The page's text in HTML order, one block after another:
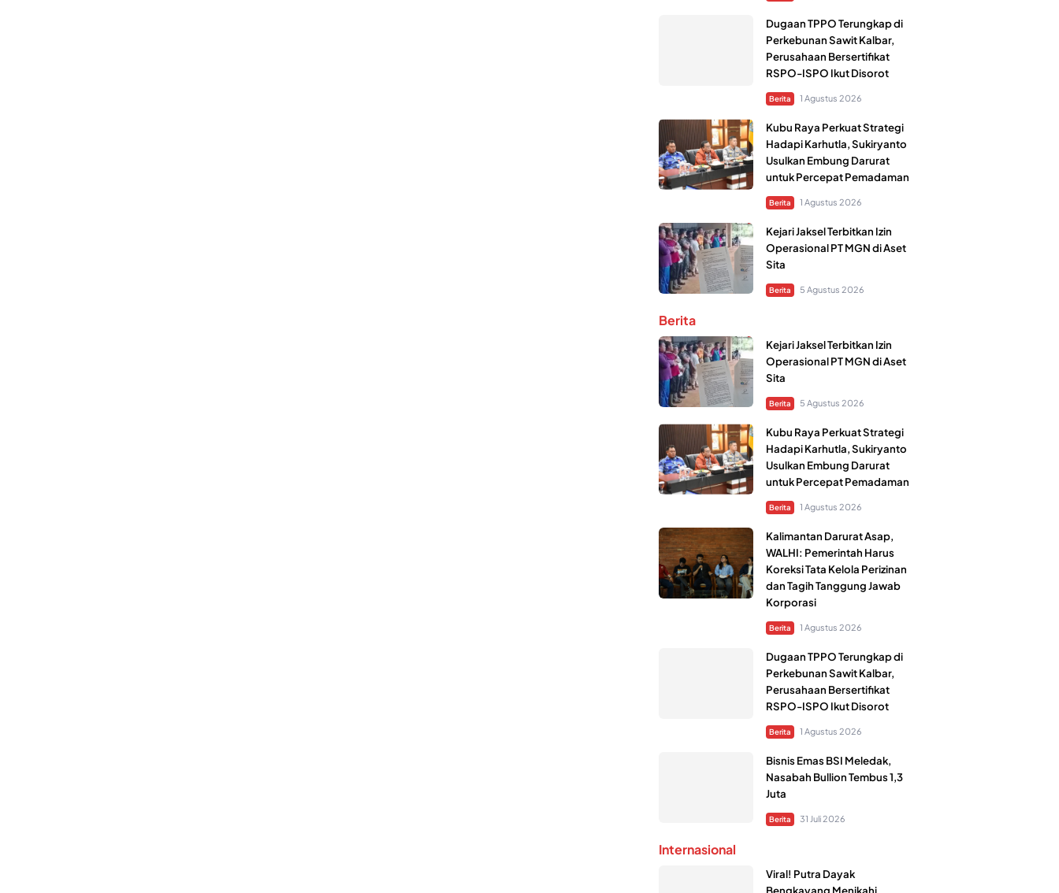
Dugaan TPPO Terungkap di
Perkebunan Sawit Kalbar,
Perusahaan Bersertifikat
RSPO-ISPO Ikut Disorot
Berita 1 Agustus 2026
Kubu Raya Perkuat Strategi
Hadapi Karhutla, Sukiryanto
Usulkan Embung Darurat
untuk Percepat Pemadaman
Berita 1 Agustus 2026
Kejari Jaksel Terbitkan Izin
Operasional PT MGN di Aset
Sita
Berita 5 Agustus 2026
Berita
Kejari Jaksel Terbitkan Izin
Operasional PT MGN di Aset
Sita
Berita 5 Agustus 2026
Kubu Raya Perkuat Strategi
Hadapi Karhutla, Sukiryanto
Usulkan Embung Darurat
untuk Percepat Pemadaman
Berita 1 Agustus 2026
Kalimantan Darurat Asap,
WALHI: Pemerintah Harus
Koreksi Tata Kelola Perizinan
dan Tagih Tanggung Jawab
Korporasi
Berita 1 Agustus 2026
Dugaan TPPO Terungkap di
Perkebunan Sawit Kalbar,
Perusahaan Bersertifikat
RSPO-ISPO Ikut Disorot
Berita 1 Agustus 2026
Bisnis Emas BSI Meledak,
Nasabah Bullion Tembus 1,3
Juta
Berita 31 Juli 2026
Internasional
Viral! Putra Dayak
Bengkayang Menikahi